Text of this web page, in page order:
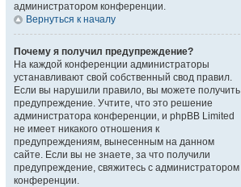
администратором конференции.
Вернуться к началу
Почему я получил предупреждение?
На каждой конференции администраторы
устанавливают свой собственный свод правил.
Если вы нарушили правило, вы можете получить
предупреждение. Учтите, что это решение
администратора конференции, и phpBB Limited
не имеет никакого отношения к
предупреждениям, вынесенным на данном
сайте. Если вы не знаете, за что получили
предупреждение, свяжитесь с администратором
конференции.